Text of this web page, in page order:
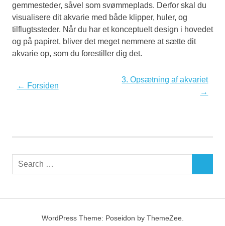
gemmesteder, såvel som svømmeplads. Derfor skal du
visualisere dit akvarie med både klipper, huler, og
tilflugtssteder. Når du har et konceptuelt design i hovedet
og på papiret, bliver det meget nemmere at sætte dit
akvarie op, som du forestiller dig det.
← Forsiden
3. Opsætning af akvariet
→
Search
WordPress Theme: Poseidon by ThemeZee.